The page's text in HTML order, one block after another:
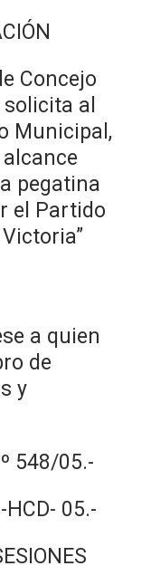
Concejo
al
Municipal,
pegatina
el Partido
a quien
de
y
548/05.-
HCD- 05.-